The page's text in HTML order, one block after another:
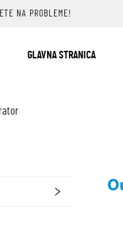
NA PROBLEME!
GLAVNA STRANICA